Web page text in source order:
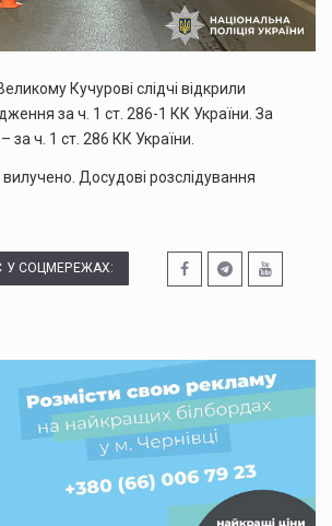
Кучурові слідчі відкрили
за ч. 1 ст. 286-1 КК України. За
ч. 1 ст. 286 КК України.
Досудові розслідування
У СОЦМЕРЕЖАХ: